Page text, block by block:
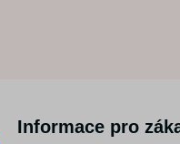
Informace pro